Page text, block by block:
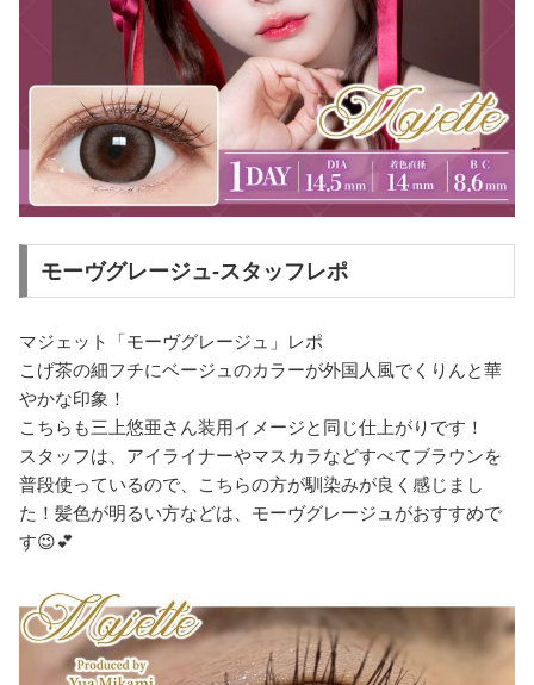
モーヴグレージュ-スタッフレポ
マジェット「モーヴグレージュ」レポ
こげ茶の細フチにベージュのカラーが外国人風でくりんと華
やかな印象！
こちらも三上悠亜さん装用イメージと同じ仕上がりです！
スタッフは、アイライナーやマスカラなどすべてブラウンを
普段使っているので、こちらの方が馴染みが良く感じまし
た！髪色が明るい方などは、モーヴグレージュがおすすめで
す😉💕